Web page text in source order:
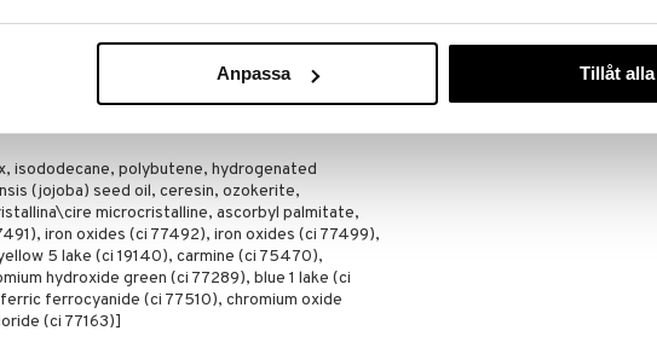
Anpassa Tillåt alla
koostumuksensa. Poista Cliniquen
isododecane, polybutene, hydrogenated
(jojoba) seed oil, ceresin, ozokerite,
microcristalline, ascorbyl palmitate,
iron oxides (ci 77492), iron oxides (ci 77499),
5 lake (ci 19140), carmine (ci 75470),
hydroxide green (ci 77289), blue 1 lake (ci
ferrocyanide (ci 77510), chromium oxide
(ci 77163)]